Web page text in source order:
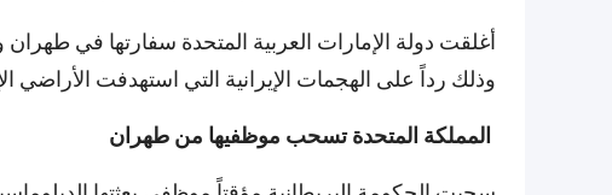
أغلقت دولة الإمارات العربية المتحدة سفارتها في
وذلك رداً على الهجمات الإيرانية التي استهدفت الأراضي
المملكة المتحدة تسحب موظفيها من طهران